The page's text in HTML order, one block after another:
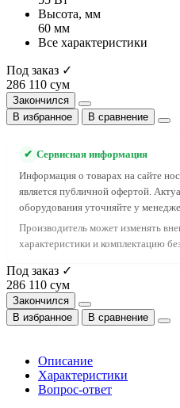
Высота, мм
60 мм
Все характеристики
Под заказ ✓
286 110 сум
Закончился
В избранное
В сравнение
✔ Сервисная информация
Информация о товарах на сайте
является публичной офертой.
оборудования уточняйте у
Производитель может изменять
характеристики и комплектацию
Под заказ ✓
286 110 сум
Закончился
В избранное
В сравнение
Описание
Характеристики
Вопрос-ответ